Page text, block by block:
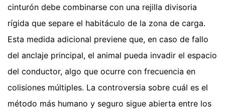
cinturón debe combinarse con una rejilla divisoria
rígida que separe el habitáculo de la zona de carga.
Esta medida adicional previene que, en caso de fallo
del anclaje principal, el animal pueda invadir el espacio
del conductor, algo que ocurre con frecuencia en
colisiones múltiples. La controversia sobre cuál es el
método más humano y seguro sigue abierta entre los